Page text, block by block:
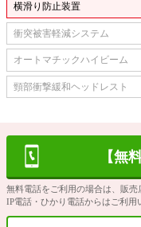
横滑り防止装置
衝突被害軽減システム
オートマチックハイビーム
頸部衝撃緩和ヘッドレスト
【無
無料電話をご利用の場合は、販売
IP電話・ひかり電話からはご利用